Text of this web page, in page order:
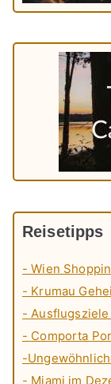
Reisetipps
- Wien
- Krumau
- Ausflugsziele
- Comporta
-
- Miami im